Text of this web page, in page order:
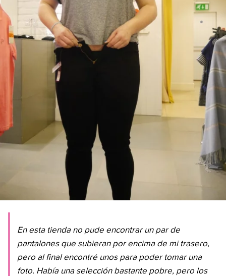
En esta tienda no pude encontrar un par de
pantalones que subieran por encima de mi trasero,
pero al final encontré unos para poder tomar una
foto. Había una selección bastante pobre, pero los